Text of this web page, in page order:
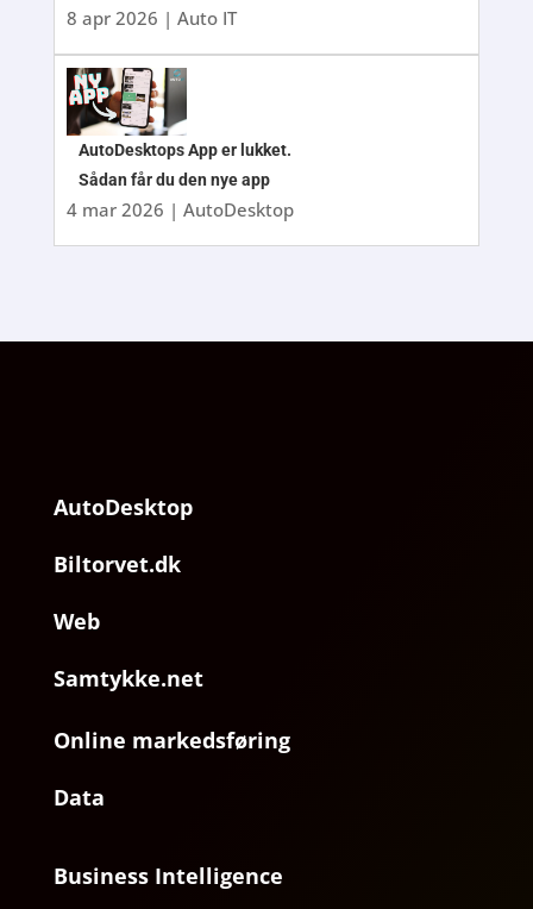
8 apr 2026 | Auto IT
AutoDesktops App er lukket.
Sådan får du den nye app
4 mar 2026 | AutoDesktop
AutoDesktop
Biltorvet.dk
Web
Samtykke.net
Online markedsføring
Data
Business Intelligence